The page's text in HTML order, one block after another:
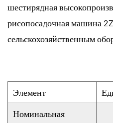
шестирядная
рисопосадочная машина
сельскохозяйственным
Элемент
Номинальная